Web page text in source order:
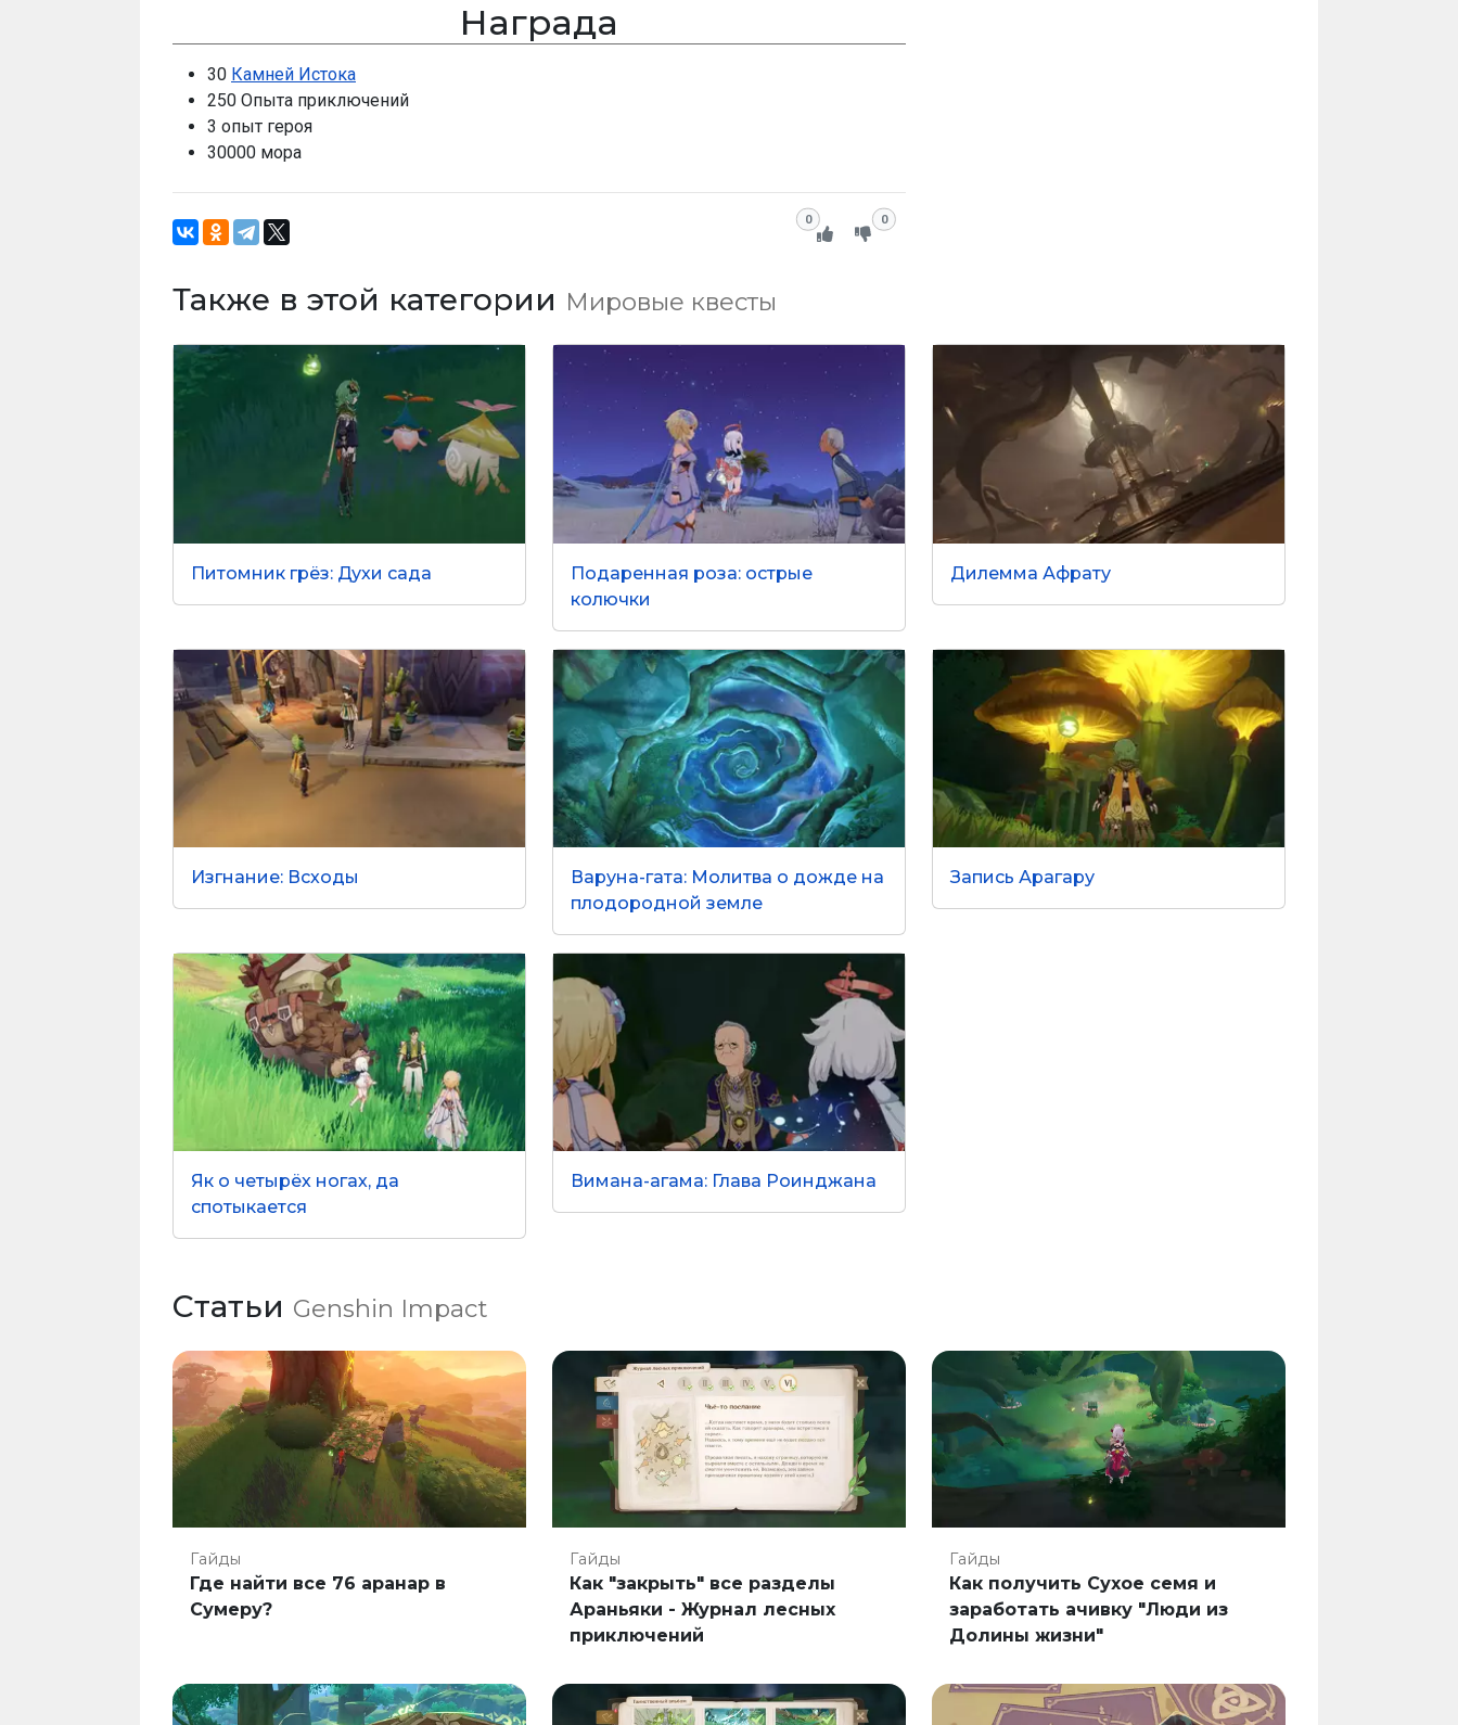
Награда
30 Камней Истока
250 Опыта приключений
3 опыт героя
30000 мора
0 0
Также в этой категории Мировые квесты
Питомник грёз: Духи сада
Подаренная роза: острые
колючки
Дилемма Афрату
Изгнание: Всходы
Варуна-гата: Молитва о дожде на
плодородной земле
Запись Арагару
Як о четырёх ногах, да
спотыкается
Вимана-агама: Глава Роинджана
Статьи Genshin Impact
Гайды
Где найти все 76 аранар в
Сумеру?
Гайды
Как "закрыть" все разделы
Араньяки - Журнал лесных
приключений
Гайды
Как получить Сухое семя и
заработать ачивку "Люди из
Долины жизни"